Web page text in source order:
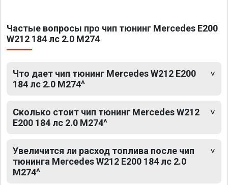
Частые вопросы про чип тюнинг Mercedes E200
W212 184 лс 2.0 M274
Что дает чип тюнинг Mercedes W212 E200
184 лс 2.0 M274^
Сколько стоит чип тюнинг Mercedes W212
E200 184 лс 2.0 M274^
Увеличится ли расход топлива после чип
тюнинга Mercedes W212 E200 184 лс 2.0
M274^